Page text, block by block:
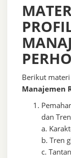
Berikut materi
Manajemen
dan
a.
b. Tren
c.